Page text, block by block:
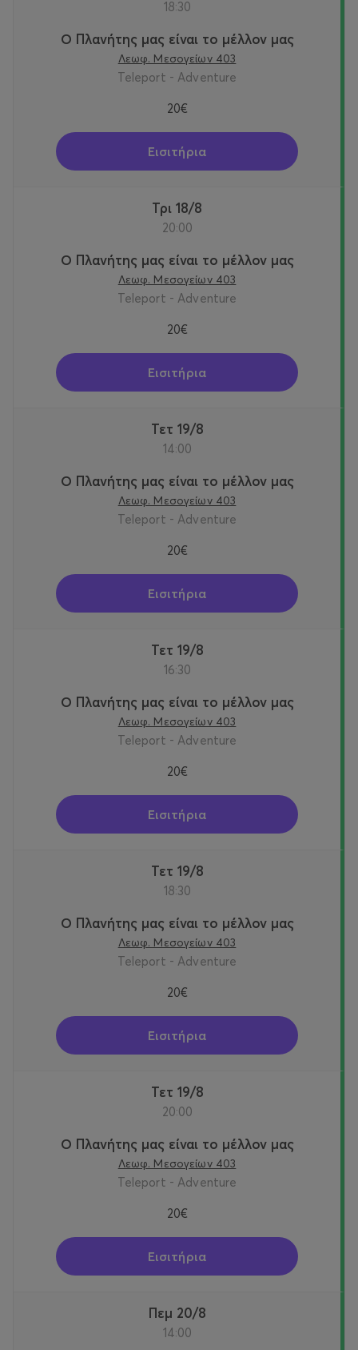
18:30
Ο Πλανήτης μας είναι το μέλλον μας
Λεωφ. Μεσογείων 403
Teleport - Adventure
20€
Εισιτήρια
Τρι 18/8
20:00
Ο Πλανήτης μας είναι το μέλλον μας
Λεωφ. Μεσογείων 403
Teleport - Adventure
20€
Εισιτήρια
Τετ 19/8
14:00
Ο Πλανήτης μας είναι το μέλλον μας
Λεωφ. Μεσογείων 403
Teleport - Adventure
20€
Εισιτήρια
Τετ 19/8
16:30
Ο Πλανήτης μας είναι το μέλλον μας
Λεωφ. Μεσογείων 403
Teleport - Adventure
20€
Εισιτήρια
Τετ 19/8
18:30
Ο Πλανήτης μας είναι το μέλλον μας
Λεωφ. Μεσογείων 403
Teleport - Adventure
20€
Εισιτήρια
Τετ 19/8
20:00
Ο Πλανήτης μας είναι το μέλλον μας
Λεωφ. Μεσογείων 403
Teleport - Adventure
20€
Εισιτήρια
Πεμ 20/8
14:00